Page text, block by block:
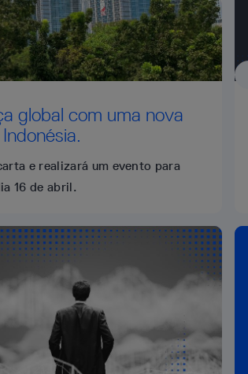
global com uma nova
e realizará um evento para
16 de abril.